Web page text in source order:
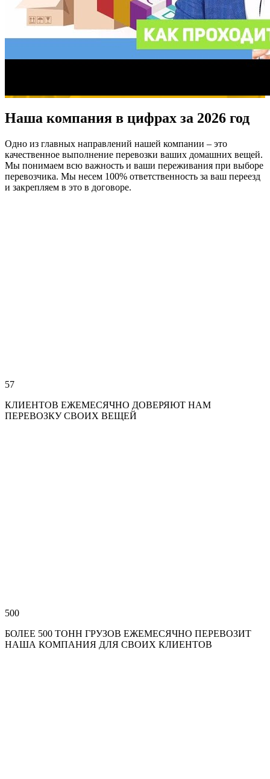
Наша компания в цифрах за 2026 год
Одно из главных направлений нашей компании – это
качественное выполнение перевозки ваших домашних вещей.
Мы понимаем всю важность и ваши переживания при выборе
перевозчика. Мы несем 100% ответственность за ваш переезд
и закрепляем в это в договоре.
57
КЛИЕНТОВ ЕЖЕМЕСЯЧНО ДОВЕРЯЮТ НАМ
ПЕРЕВОЗКУ СВОИХ ВЕЩЕЙ
500
БОЛЕЕ 500 ТОНН ГРУЗОВ ЕЖЕМЕСЯЧНО ПЕРЕВОЗИТ
НАША КОМПАНИЯ ДЛЯ СВОИХ КЛИЕНТОВ